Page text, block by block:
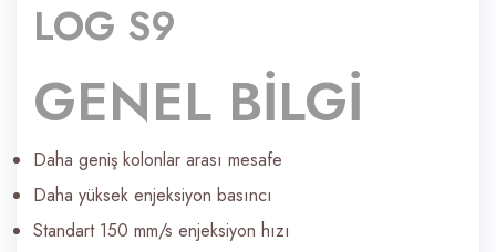
LOG S9
GENEL BİLGİ
Daha geniş kolonlar arası mesafe
Daha yüksek enjeksiyon basıncı
Standart 150 mm/s enjeksiyon hızı